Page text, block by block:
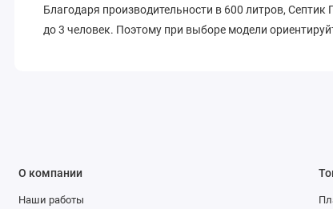
Благодаря производительности в 600 литров,
до 3 человек. Поэтому при выборе модели
О компании
Наши работы